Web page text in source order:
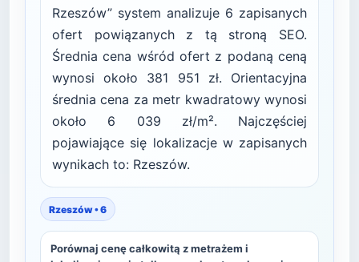
Rzeszów” system analizuje 6 zapisanych
ofert powiązanych z tą stroną SEO.
Średnia cena wśród ofert z podaną ceną
wynosi około 381 951 zł. Orientacyjna
średnia cena za metr kwadratowy wynosi
około 6 039 zł/m². Najczęściej
pojawiające się lokalizacje w zapisanych
wynikach to: Rzeszów.
Rzeszów • 6
Porównaj cenę całkowitą z metrażem i